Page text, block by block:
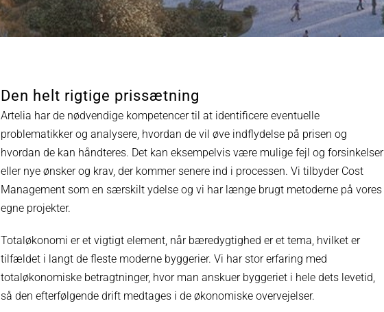
Den helt rigtige prissætning
Artelia har de nødvendige kompetencer til at identificere eventuelle
problematikker og analysere, hvordan de vil øve indflydelse på prisen og
hvordan de kan håndteres. Det kan eksempelvis være mulige fejl og forsinkelser
eller nye ønsker og krav, der kommer senere ind i processen. Vi tilbyder Cost
Management som en særskilt ydelse og vi har længe brugt metoderne på vores
egne projekter.
Totaløkonomi er et vigtigt element, når bæredygtighed er et tema, hvilket er
tilfældet i langt de fleste moderne byggerier. Vi har stor erfaring med
totaløkonomiske betragtninger, hvor man anskuer byggeriet i hele dets levetid,
så den efterfølgende drift medtages i de økonomiske overvejelser.